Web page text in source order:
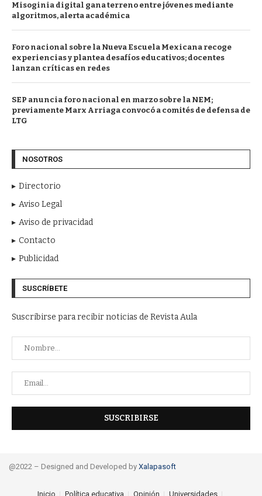
Misoginia digital gana terreno entre jóvenes mediante
algoritmos, alerta académica
Foro nacional sobre la Nueva Escuela Mexicana recoge
experiencias y plantea desafíos educativos; docentes
lanzan críticas en redes
SEP anuncia foro nacional en marzo sobre la NEM;
previamente Marx Arriaga convocó a comités de defensa de
LTG
NOSOTROS
Directorio
Aviso Legal
Aviso de privacidad
Contacto
Publicidad
SUSCRÍBETE
Suscribirse para recibir noticias de Revista Aula
@2022 – Designed and Developed by Xalapasoft
Inicio Política educativa Opinión Universidades